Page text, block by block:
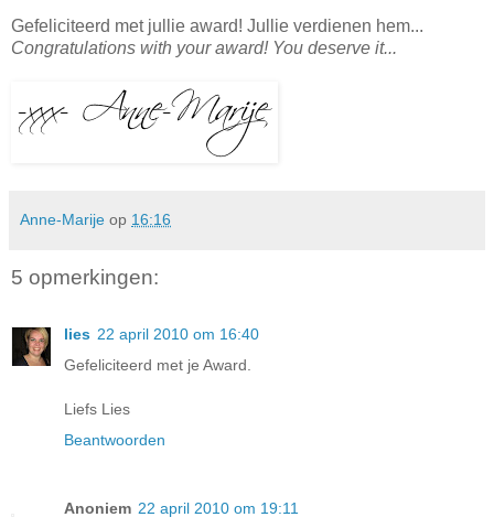
Gefeliciteerd met jullie award! Jullie verdienen hem...
Congratulations with your award! You deserve it...
Anne-Marije op 16:16
5 opmerkingen:
lies 22 april 2010 om 16:40
Gefeliciteerd met je Award.
Liefs Lies
Beantwoorden
Anoniem 22 april 2010 om 19:11